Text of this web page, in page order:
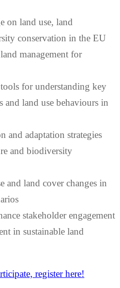
on land use, land
conservation in the EU
management for
for understanding key
and land use behaviours in
and adaptation strategies
and biodiversity
and land cover changes in
stakeholder engagement
in sustainable land
register here!